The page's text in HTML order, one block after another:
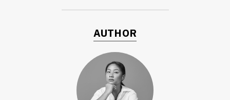
AUTHOR